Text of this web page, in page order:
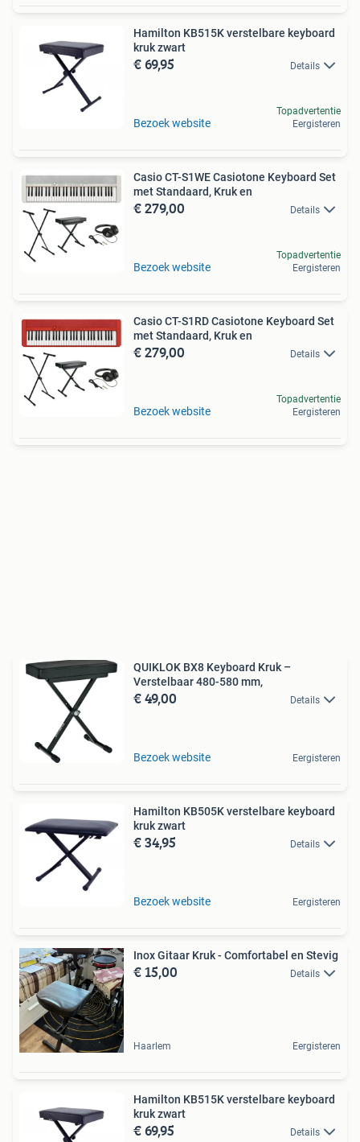
Hamilton KB515K verstelbare keyboard
kruk zwart
€ 69,95 Details
Bezoek website
Topadvertentie
Eergisteren
Casio CT-S1WE Casiotone Keyboard Set
met Standaard, Kruk en
€ 279,00 Details
Bezoek website
Topadvertentie
Eergisteren
Casio CT-S1RD Casiotone Keyboard Set
met Standaard, Kruk en
€ 279,00 Details
Bezoek website
Topadvertentie
Eergisteren
QUIKLOK BX8 Keyboard Kruk –
Verstelbaar 480-580 mm,
€ 49,00 Details
Bezoek website Eergisteren
Hamilton KB505K verstelbare keyboard
kruk zwart
€ 34,95 Details
Bezoek website Eergisteren
Inox Gitaar Kruk - Comfortabel en Stevig
€ 15,00 Details
Haarlem Eergisteren
Hamilton KB515K verstelbare keyboard
kruk zwart
€ 69,95 Details